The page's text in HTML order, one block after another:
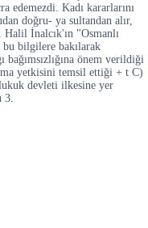
edemezdi. Kadı kararlarını
doğru- ya sultandan alır,
İnalcık'ın "Osmanlı
bu bilgilere bakılarak
bağımsızlığına önem verildiği
yetkisini temsil ettiği + t C)
devleti ilkesine yer
3.